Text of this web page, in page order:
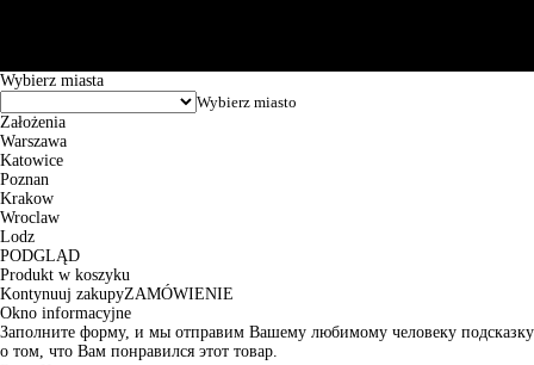
Wybierz miasta
Założenia
Warszawa
Katowice
Poznan
Krakow
Wroclaw
Lodz
PODGLĄD
Produkt w koszyku
Kontynuuj zakupyZAMÓWIENIE
Okno informacyjne
Заполните форму, и мы отправим Вашему любимому человеку подсказку
о том, что Вам понравился этот товар.